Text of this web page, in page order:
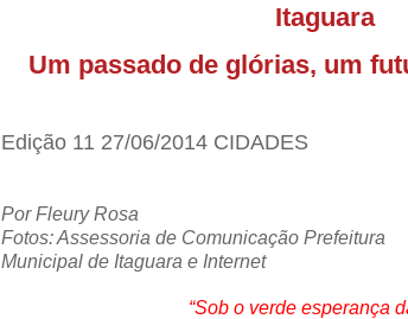
Itaguara
Um passado de glórias, um
Edição 11 27/06/2014 CIDADES
Por Fleury Rosa
Fotos: Assessoria de Comunicação Prefeitura
Municipal de Itaguara e Internet
“Sob o verde esperança